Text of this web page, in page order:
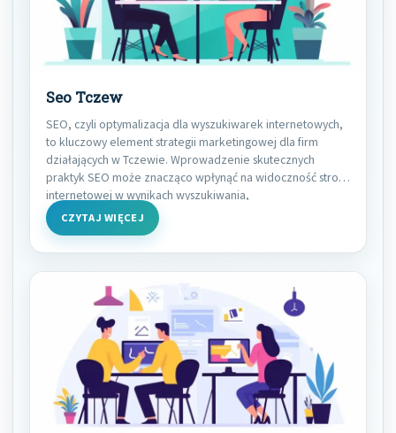
Seo Tczew
SEO, czyli optymalizacja dla wyszukiwarek internetowych,
to kluczowy element strategii marketingowej dla firm
działających w Tczewie. Wprowadzenie skutecznych
praktyk SEO może znacząco wpłynąć na widoczność strony
internetowej w wynikach wyszukiwania,
CZYTAJ WIĘCEJ